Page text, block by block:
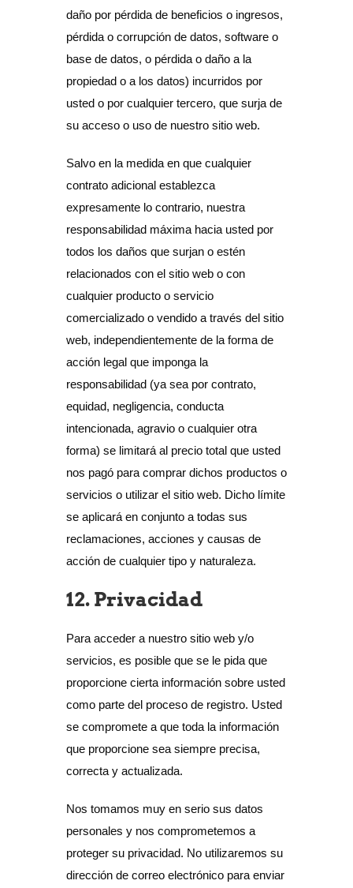
daño por pérdida de beneficios o ingresos,
pérdida o corrupción de datos, software o
base de datos, o pérdida o daño a la
propiedad o a los datos) incurridos por
usted o por cualquier tercero, que surja de
su acceso o uso de nuestro sitio web.
Salvo en la medida en que cualquier
contrato adicional establezca
expresamente lo contrario, nuestra
responsabilidad máxima hacia usted por
todos los daños que surjan o estén
relacionados con el sitio web o con
cualquier producto o servicio
comercializado o vendido a través del sitio
web, independientemente de la forma de
acción legal que imponga la
responsabilidad (ya sea por contrato,
equidad, negligencia, conducta
intencionada, agravio o cualquier otra
forma) se limitará al precio total que usted
nos pagó para comprar dichos productos o
servicios o utilizar el sitio web. Dicho límite
se aplicará en conjunto a todas sus
reclamaciones, acciones y causas de
acción de cualquier tipo y naturaleza.
12. Privacidad
Para acceder a nuestro sitio web y/o
servicios, es posible que se le pida que
proporcione cierta información sobre usted
como parte del proceso de registro. Usted
se compromete a que toda la información
que proporcione sea siempre precisa,
correcta y actualizada.
Nos tomamos muy en serio sus datos
personales y nos comprometemos a
proteger su privacidad. No utilizaremos su
dirección de correo electrónico para enviar